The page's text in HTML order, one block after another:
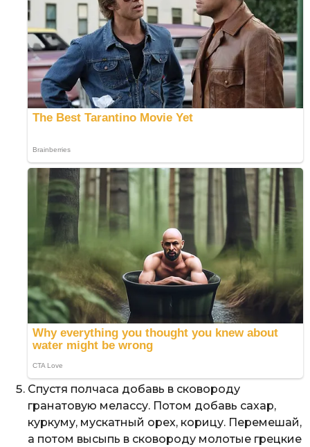
Спустя полчаса добавь в сковороду
гранатовую мелассу. Потом добавь сахар,
куркуму, мускатный орех, корицу. Перемешай,
а потом высыпь в сковороду молотые грецкие